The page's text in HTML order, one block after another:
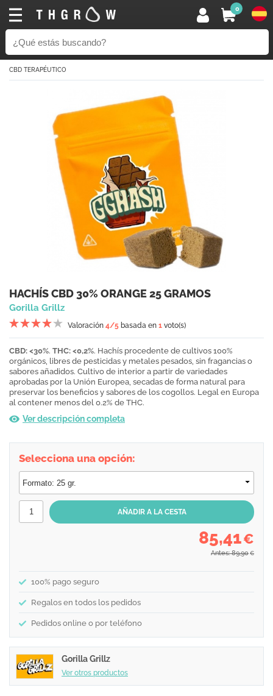
0
CBD TERAPÉUTICO
HACHÍS CBD 30% ORANGE 25 GRAMOS
Gorilla Grillz
Valoración 4/5 basada en 1 voto(s)
CBD: <30%. THC: <0,2%. Hachís procedente de cultivos 100%
orgánicos, libres de pesticidas y metales pesados, sin fragancias o
sabores añadidos. Cultivo de interior a partir de variedades
aprobadas por la Unión Europea, secadas de forma natural para
preservar los beneficios y sabores de los cogollos. Legal en Europa
al contener menos del 0.2% de THC.
Ver descripción completa
Selecciona una opción:
85,41€
Antes: 89,90 €
100% pago seguro
Regalos en todos los pedidos
Pedidos online o por teléfono
Gorilla Grillz
Ver otros productos